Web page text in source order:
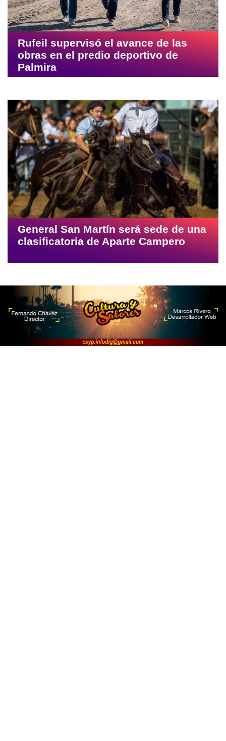
Rufeil supervisó el avance de las
obras en el predio deportivo de
Palmira
General San Martín será sede de una
clasificatoria de Aparte Campero